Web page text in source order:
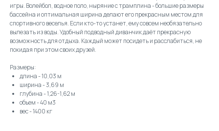
игры. Волейбол, водное поло, ныряние с трамплина - большие размеры
бассейна и оптимальная ширина делают его прекрасным местом для
спортивного веселья. Если кто-то устанет, ему совсем необязательно
вылезать из воды. Удобный подводный диванчик даёт прекрасную
возможность для отдыха. Каждый может посидеть и расслабиться, не
покидая при этом своих друзей.
Размеры:
длина - 10,03 м
ширина - 3,69 м
глубина - 1,26-1,62 м
объем - 40 м3
вес - 1400 кг